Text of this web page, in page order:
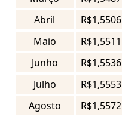
Abril
R$1,5506
Maio
R$1,5511
Junho
R$1,5536
Julho
R$1,5553
Agosto
R$1,5572